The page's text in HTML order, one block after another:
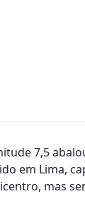
7,5
em Lima,
mas